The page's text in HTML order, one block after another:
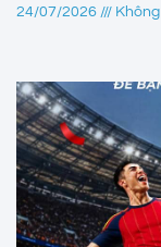
24/07/2026